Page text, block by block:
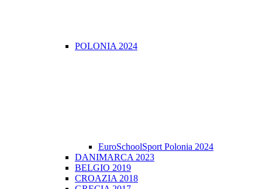
POLONIA 2024
EuroSchoolSport Polonia 2024
DANIMARCA 2023
BELGIO 2019
CROAZIA 2018